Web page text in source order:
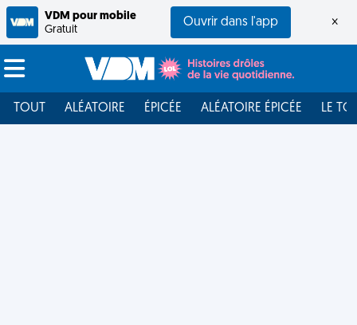
VDM pour mobile
Gratuit
Ouvrir dans l'app ×
TOUT ALÉATOIRE ÉPICÉE ALÉATOIRE ÉPICÉE LE